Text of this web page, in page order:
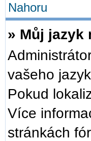
Nahoru
» Můj jazyk
vašeho
Pokud
Více
stránkách